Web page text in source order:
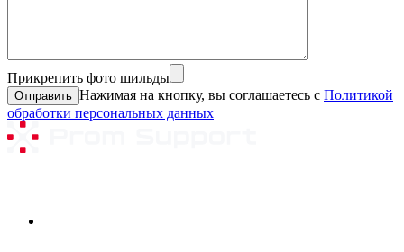
Прикрепить фото шильды
Нажимая на кнопку, вы соглашаетесь с Политикой
обработки персональных данных